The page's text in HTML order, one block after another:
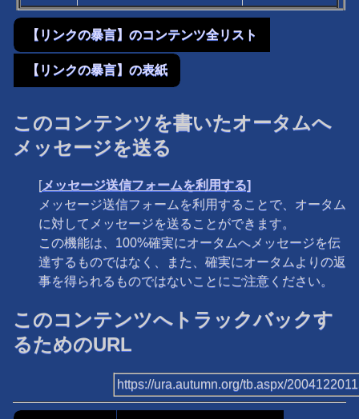
【リンクの暴言】のコンテンツ全リスト
【リンクの暴言】の表紙
このコンテンツを書いたオータムへ
メッセージを送る
[メッセージ送信フォームを利用する]
メッセージ送信フォームを利用することで、オータム
に対してメッセージを送ることができます。
この機能は、100%確実にオータムへメッセージを伝
達するものではなく、また、確実にオータムよりの返
事を得られるものではないことにご注意ください。
このコンテンツへトラックバックす
るためのURL
https://ura.autumn.org/tb.aspx/